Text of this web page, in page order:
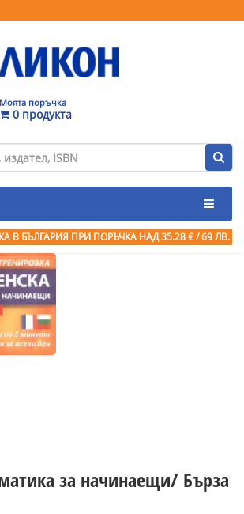
Моята поръчка
0 продукта
В БЪЛГАРИЯ ПРИ ПОРЪЧКА НАД 35.28 € / 69 ЛВ.
за начинаещи/ Бърза